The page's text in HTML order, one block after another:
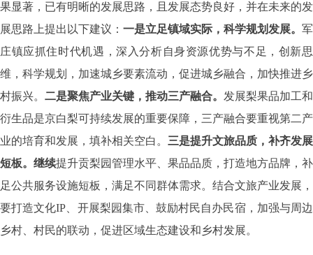
果显著，已有明晰的发展思路，且发展态势良好，并在未来的发
展思路上提出以下建议： 一是立足镇域实际，科学规划发展。 军
庄镇应抓住时代机遇，深入分析自身资源优势与不足，创新思
维，科学规划，加速城乡要素流动，促进城乡融合，加快推进乡
村振兴。 二是聚焦产业关键，推动三产融合。 发展梨果品加工和
衍生品是京白梨可持续发展的重要保障，三产融合要重视第二产
业的培育和发展，填补相关空白。 三是提升文旅品质，补齐发展
短板。 继续提升贡梨园管理水平、果品品质，打造地方品牌，补
足公共服务设施短板，满足不同群体需求。结合文旅产业发展，
要打造文化IP、开展梨园集市、鼓励村民自办民宿，加强与周边
乡村、村民的联动，促进区域生态建设和乡村发展。